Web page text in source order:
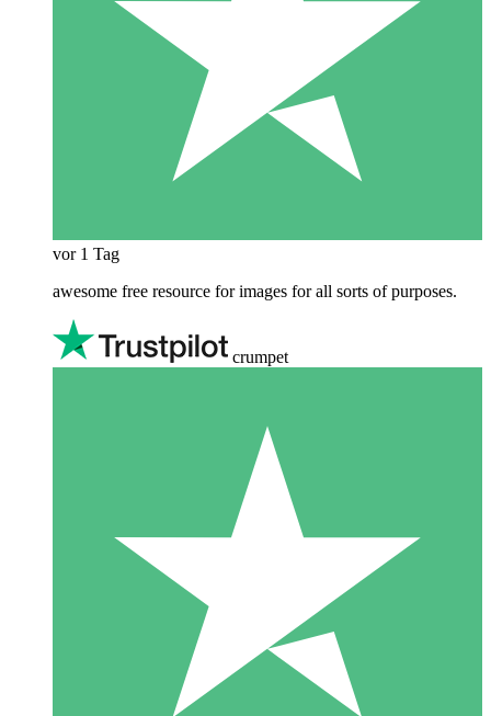
vor 1 Tag
awesome free resource for images for all sorts of purposes.
crumpet